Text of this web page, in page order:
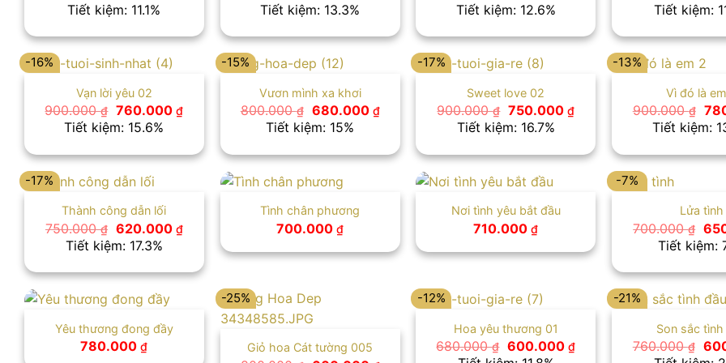
gốc
là:
hiện
800.000 ₫.
Tiết kiệm: 11.1%
gốc
là:
hiện
650.000 ₫.
Tiết kiệm: 13.3%
gốc
là:
699.000 ₫.
Tiết kiệm: 12.6%
là:
Tiết kiệm:
-16%
Vạn lời yêu 02
900.000₫ Giá
gốc
là:
760.000₫Giá
760.000 ₫.
Tiết kiệm: 15.6%
-15%
Vươn mình xa khơi
800.000₫
Giá
gốc
là:
680.000 ₫Giá
hiện
680.000 ₫.
Tiết kiệm: 15%
-17%
Sweet love 02
900.000₫ Giá
gốc
là:
750.000₫Giá
750.000 ₫.
Tiết kiệm: 16.7%
-13%
Vì đó là
900.000₫
Giá
gốc
là:
Tiết kiệm:
-17%
Thành công dẫn lối
750.000₫ Giá
gốc
là:
620.000 ₫Giá
hiện
620.000 ₫.
Tiết kiệm: 17.3%
Tình chân phương
700.000₫
Nơi tình yêu bắt đầu
710.000₫
-7%
Lửa tình
700.000₫ Giá
gốc
là:
Tiết kiệm:
Yêu thương đong đầy
780.000₫
-25%
Giỏ hoa Cát tường 005
-12%
Hoa yêu thương 01
680.000₫ Giá
gốc
600.000₫Giá
-21%
Son sắc
760.000₫
Giá
gốc